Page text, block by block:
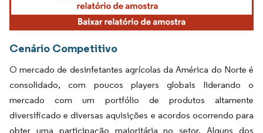
Cenário Competitivo
O mercado de desinfetantes agrícolas da América do Norte é
consolidado, com poucos players globais liderando o
mercado com um portfólio de produtos altamente
diversificado e diversas aquisições e acordos ocorrendo para
obter uma participação majoritária no setor. Alguns dos